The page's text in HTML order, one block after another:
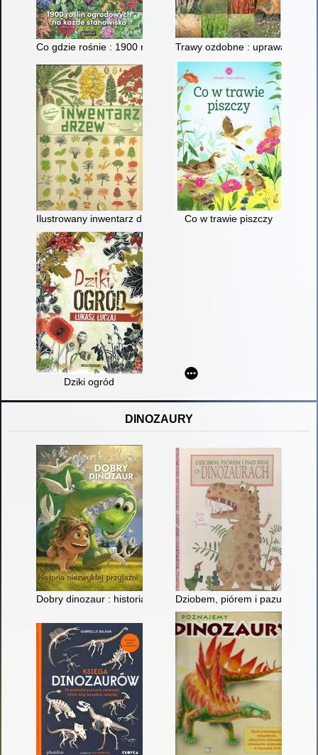
Co gdzie rośnie : 1900 roślin ogrodowych na każde stanowisko
Trawy ozdobne : uprawa,
Ilustrowany inwentarz drzew Co w trawie piszczy
Dziki ogród
DINOZAURY
Dobry dinozaur : historia niezwykłej przyjaźniDziobem, piórem i pazurem o